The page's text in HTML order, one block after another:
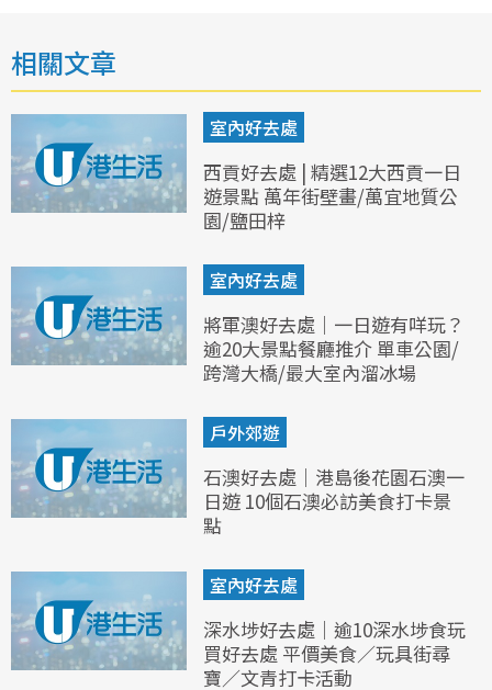
相關文章
室內好去處
西貢好去處 | 精選12大西貢一日
遊景點 萬年街壁畫/萬宜地質公
園/鹽田梓
室內好去處
將軍澳好去處｜一日遊有咩玩？
逾20大景點餐廳推介 單車公園/
跨灣大橋/最大室內溜冰場
戶外郊遊
石澳好去處｜港島後花園石澳一
日遊 10個石澳必訪美食打卡景
點
室內好去處
深水埗好去處｜逾10深水埗食玩
買好去處 平價美食／玩具街尋
寶／文青打卡活動